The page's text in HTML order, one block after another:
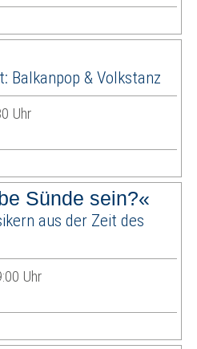
Balkanpop & Volkstanz
Uhr
Sünde sein?«
aus der Zeit des
Uhr